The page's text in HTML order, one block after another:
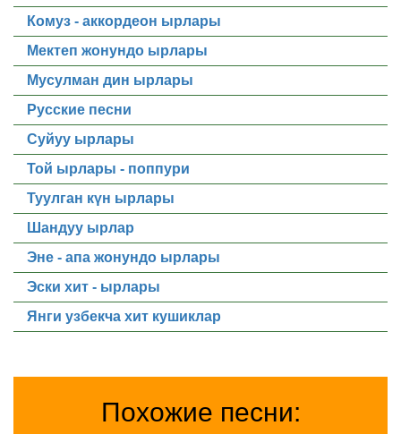
Комуз - аккордеон ырлары
Мектеп жонундо ырлары
Мусулман дин ырлары
Русские песни
Суйуу ырлары
Той ырлары - поппури
Туулган күн ырлары
Шандуу ырлар
Эне - апа жонундо ырлары
Эски хит - ырлары
Янги узбекча хит кушиклар
Похожие песни: